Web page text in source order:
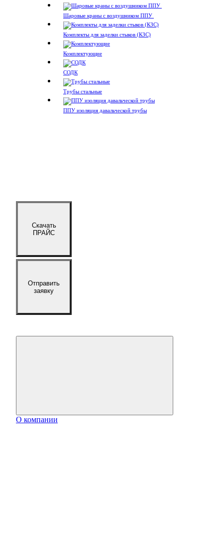
Шаровые краны с воздушником ППУ
Комплекты для заделки стыков (КЗС)
Комплектующие
СОДК
Трубы стальные
ППУ изоляция давальческой трубы
Скачать
ПРАЙС
Отправить
заявку
О компании